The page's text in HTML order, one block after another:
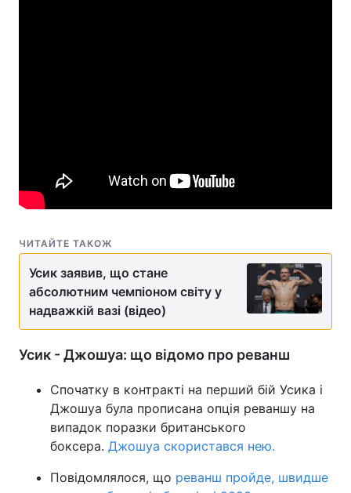
ЧИТАЙТЕ ТАКОЖ
Усик заявив, що стане
абсолютним чемпіоном світу у
надважкій вазі (відео)
Усик - Джошуа: що відомо про реванш
Спочатку в контракті на перший бій Усика і
Джошуа була прописана опція реваншу на
випадок поразки британського
боксера. Джошуа скористався нею.
Повідомлялося, що реванш пройде, швидше